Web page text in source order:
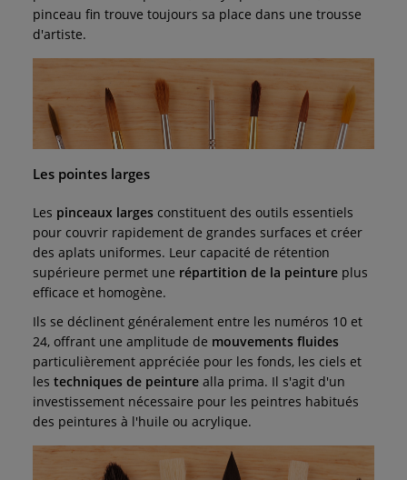
pinceau fin trouve toujours sa place dans une trousse
d'artiste.
Les pointes larges
Les pinceaux larges constituent des outils essentiels
pour couvrir rapidement de grandes surfaces et créer
des aplats uniformes. Leur capacité de rétention
supérieure permet une répartition de la peinture plus
efficace et homogène.
Ils se déclinent généralement entre les numéros 10 et
24, offrant une amplitude de mouvements fluides
particulièrement appréciée pour les fonds, les ciels et
les techniques de peinture alla prima. Il s'agit d'un
investissement nécessaire pour les peintres habitués
des peintures à l'huile ou acrylique.